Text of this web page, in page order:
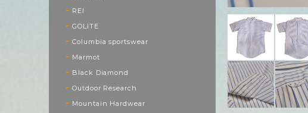
REI
GOLITE
Columbia sportswear
Marmot
Black Diamond
Outdoor Research
Mountain Hardwear